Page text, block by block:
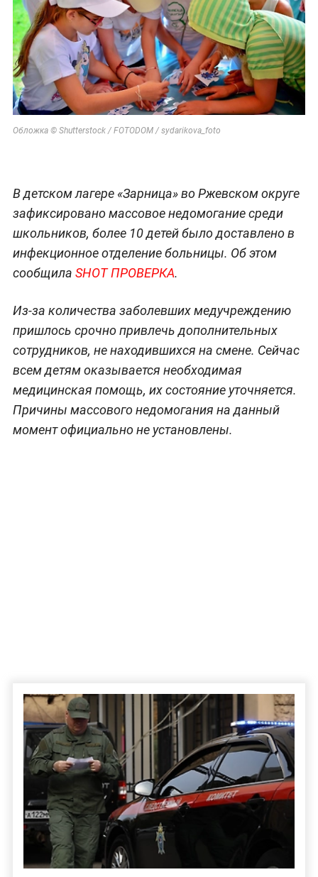
Обложка © Shutterstock / FOTODOM / sydarikova_foto
В детском лагере «Зарница» во Ржевском округе
зафиксировано массовое недомогание среди
школьников, более 10 детей было доставлено в
инфекционное отделение больницы. Об этом
сообщила SHOT ПРОВЕРКА.
Из-за количества заболевших медучреждению
пришлось срочно привлечь дополнительных
сотрудников, не находившихся на смене. Сейчас
всем детям оказывается необходимая
медицинская помощь, их состояние уточняется.
Причины массового недомогания на данный
момент официально не установлены.